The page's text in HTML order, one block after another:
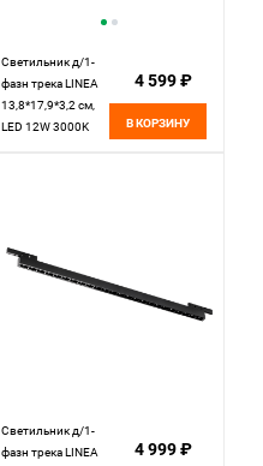
Светильник д/1-
фазн трека LINEA
13,8*17,9*3,2 см,
LED 12W 3000K
4 599 ₽
В КОРЗИНУ
Светильник д/1-
фазн трека LINEA
4 999 ₽